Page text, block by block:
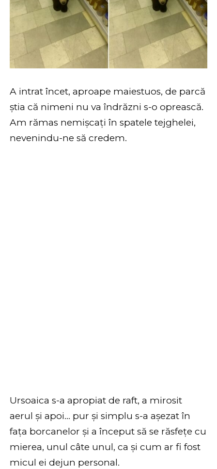
A intrat încet, aproape maiestuos, de parcă
știa că nimeni nu va îndrăzni s-o oprească.
Am rămas nemișcați în spatele tejghelei,
nevenindu-ne să credem.
Ursoaica s-a apropiat de raft, a mirosit
aerul și apoi… pur și simplu s-a așezat în
fața borcanelor și a început să se răsfețe cu
mierea, unul câte unul, ca și cum ar fi fost
micul ei dejun personal.